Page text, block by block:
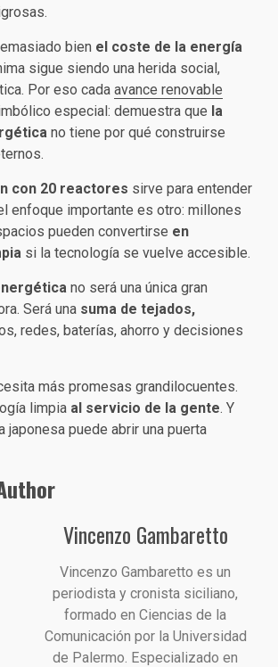
bien el coste de la energía
sigue siendo una herida social,
Por eso cada avance renovable
especial: demuestra que la
no tiene por qué construirse
con 20 reactores sirve para entender
enfoque importante es otro: millones
pueden convertirse en
si la tecnología se vuelve accesible.
no será una única gran
Será una suma de tejados,
redes, baterías, ahorro y decisiones
más promesas grandilocuentes.
limpia al servicio de la gente. Y
japonesa puede abrir una puerta
Vincenzo Gambaretto
Vincenzo Gambaretto es un
periodista y cronista siciliano,
formado en Ciencias de la
Comunicación por la Universidad
de Palermo. Especializado en